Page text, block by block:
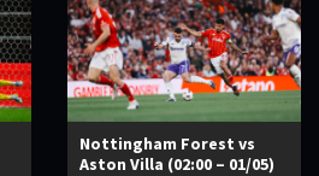
Nottingham Forest vs
Aston Villa (02:00 – 01/05)